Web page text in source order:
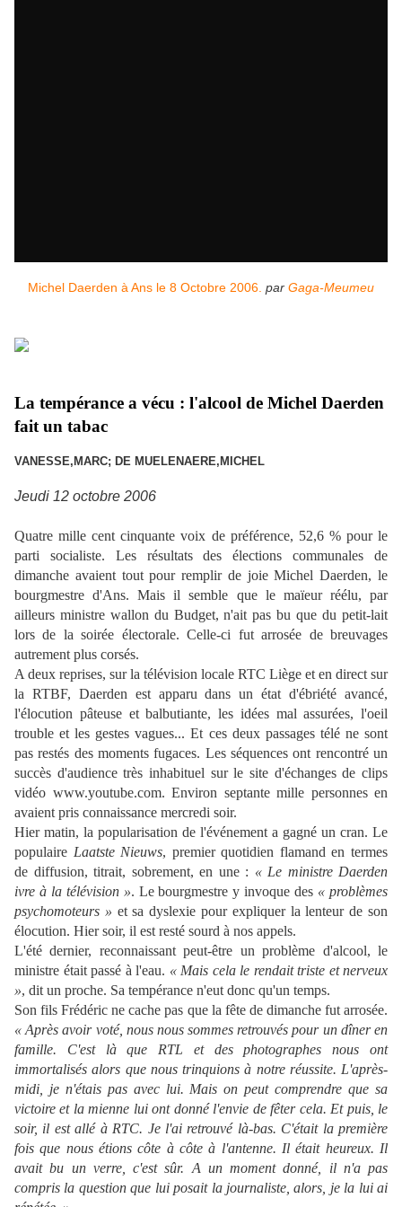
Michel Daerden à Ans le 8 Octobre 2006. par Gaga-Meumeu
La tempérance a vécu : l'alcool de Michel Daerden
fait un tabac
VANESSE,MARC; DE MUELENAERE,MICHEL
Jeudi 12 octobre 2006
Quatre mille cent cinquante voix de préférence, 52,6 % pour le
parti socialiste. Les résultats des élections communales de
dimanche avaient tout pour remplir de joie Michel Daerden, le
bourgmestre d'Ans. Mais il semble que le maïeur réélu, par
ailleurs ministre wallon du Budget, n'ait pas bu que du petit-lait
lors de la soirée électorale. Celle-ci fut arrosée de breuvages
autrement plus corsés.
A deux reprises, sur la télévision locale RTC Liège et en direct sur
la RTBF, Daerden est apparu dans un état d'ébriété avancé,
l'élocution pâteuse et balbutiante, les idées mal assurées, l'oeil
trouble et les gestes vagues... Et ces deux passages télé ne sont
pas restés des moments fugaces. Les séquences ont rencontré un
succès d'audience très inhabituel sur le site d'échanges de clips
vidéo www.youtube.com. Environ septante mille personnes en
avaient pris connaissance mercredi soir.
Hier matin, la popularisation de l'événement a gagné un cran. Le
populaire Laatste Nieuws, premier quotidien flamand en termes
de diffusion, titrait, sobrement, en une : « Le ministre Daerden
ivre à la télévision ». Le bourgmestre y invoque des « problèmes
psychomoteurs » et sa dyslexie pour expliquer la lenteur de son
élocution. Hier soir, il est resté sourd à nos appels.
L'été dernier, reconnaissant peut-être un problème d'alcool, le
ministre était passé à l'eau. « Mais cela le rendait triste et nerveux
», dit un proche. Sa tempérance n'eut donc qu'un temps.
Son fils Frédéric ne cache pas que la fête de dimanche fut arrosée.
« Après avoir voté, nous nous sommes retrouvés pour un dîner en
famille. C'est là que RTL et des photographes nous ont
immortalisés alors que nous trinquions à notre réussite. L'après-
midi, je n'étais pas avec lui. Mais on peut comprendre que sa
victoire et la mienne lui ont donné l'envie de fêter cela. Et puis, le
soir, il est allé à RTC. Je l'ai retrouvé là-bas. C'était la première
fois que nous étions côte à côte à l'antenne. Il était heureux. Il
avait bu un verre, c'est sûr. A un moment donné, il n'a pas
compris la question que lui posait la journaliste, alors, je la lui ai